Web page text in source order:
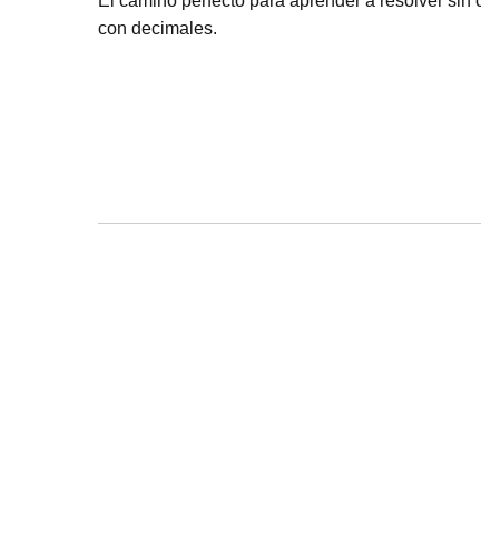
con decimales.